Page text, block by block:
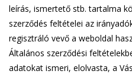
leírás, ismertető stb. tartalma
szerződés feltételei az
regisztráló vevő a weboldal
Általános szerződési
adatokat ismeri, elolvasta, a